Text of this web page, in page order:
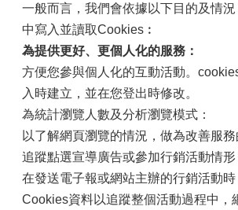
一般而言，我們會依據以下目的及情
中寫入並讀取Cookies︰
為提供更好、更個人化的服務：
方便您參與個人化的互動活動。
入時建立，並在您登出時修改。
為統計瀏覽人數及分析瀏覽模式：
以了解網頁瀏覽的情況，做為改善服務
追蹤點選宣導廣告或參加行銷活動情形
在發送電子報或網站主辦的行銷活動時
Cookies資料以追蹤整個活動過程中，